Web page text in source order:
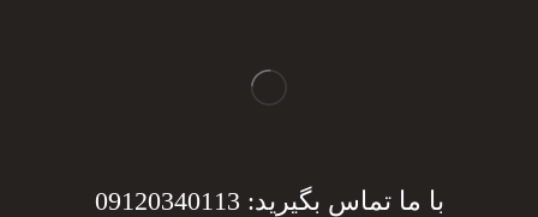
با ما تماس بگیرید: 09120340113